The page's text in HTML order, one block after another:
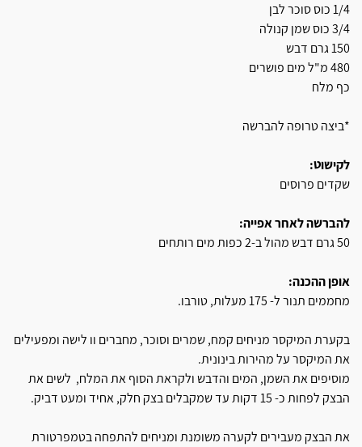
1/4 כוס סוכר לבן
3/4 כוס שמן קנולה
150 גרם דבש
480 מ"ל מים פושרים
כף מלח
*ביצה טרופה להברשה
לקישוט:
שקדים פרוסים
להברשה לאחר אפייה:
50 גרם דבש מהול ב-2 כפות מים רותחים
אופן ההכנה:
מחממים תנור ל- 175 מעלות, טורבו.
בקערת המיקסר מניחים קמח, שמרים וסוכר, מחברים וו לישה ומפעילים
את המיקסר על מהירות בינונית.
מוסיפים את השמן, המים והדבש ולקראת הסוף את המלח, לשים את
הבצק לפחות כ- 15 דקות עד שמקבלים בצק חלק, אחיד ומעט דביק.
את הבצק מעבירים לקערה משומנת ומניחים להתפחה בטמפרטורת